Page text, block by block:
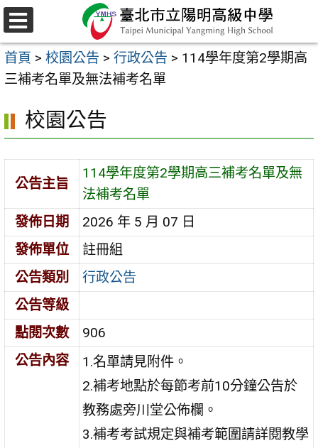
跳
至
主
要
容
區
選
單
首頁 > 校園公告 > 行政公告 > 114學年度第2學期高
三補考名單及無法補考名單
校園公告
公告主旨
114學年度第2學期高三補考名單及無
法補考名單
發佈日期
2026 年 5 月 07 日
發佈單位
註冊組
公告類別
行政公告
公告等級
點閱次數
906
公告內容
1.名單請見附件。
2.補考地點於每節考前10分鐘公告於
教務處旁川堂公佈欄。
3.補考考試規定與補考範圍請詳閱教學